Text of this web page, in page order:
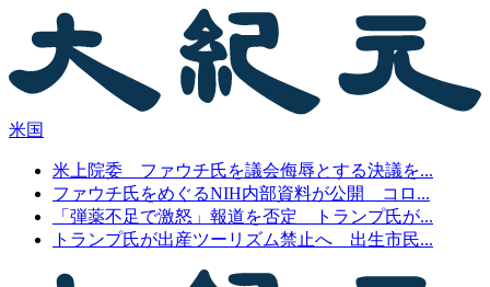
米国
米上院委 ファウチ氏を議会侮辱とする決議を...
ファウチ氏をめぐるNIH内部資料が公開 コロ...
「弾薬不足で激怒」報道を否定 トランプ氏が...
トランプ氏が出産ツーリズム禁止へ 出生市民...